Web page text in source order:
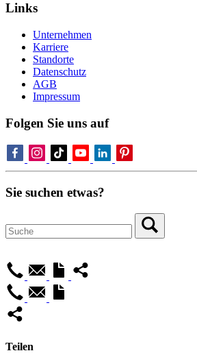
Links
Unternehmen
Karriere
Standorte
Datenschutz
AGB
Impressum
Folgen Sie uns auf
Sie suchen etwas?
Teilen